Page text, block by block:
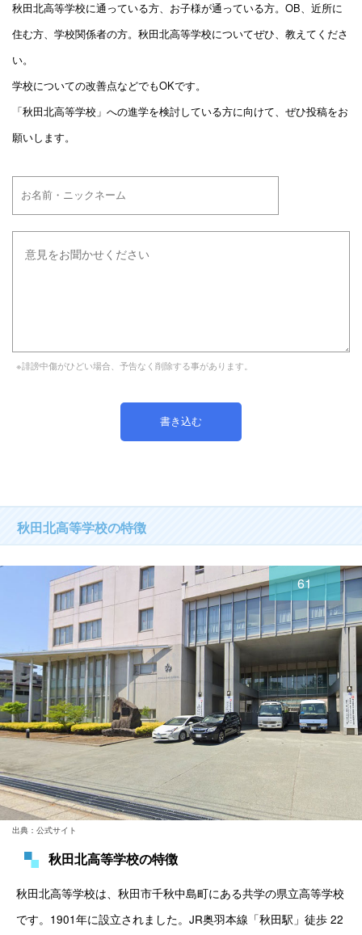
秋田北高等学校に通っている方、お子様が通っている方。OB、近所に
住む方、学校関係者の方。秋田北高等学校についてぜひ、教えてくださ
い。
学校についての改善点などでもOKです。
「秋田北高等学校」への進学を検討している方に向けて、ぜひ投稿をお
願いします。
※誹謗中傷がひどい場合、予告なく削除する事があります。
秋田北高等学校の特徴
61
出典：公式サイト
秋田北高等学校の特徴
秋田北高等学校は、秋田市千秋中島町にある共学の県立高等学校
です。1901年に設立されました。JR奥羽本線「秋田駅」徒歩 22